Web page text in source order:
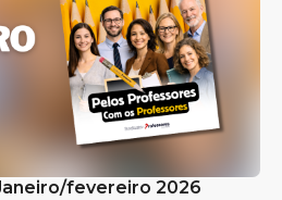
fevereiro 2026